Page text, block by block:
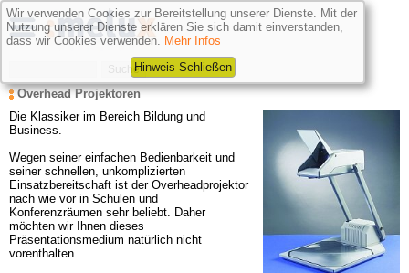
Overhead Projektoren
Die Klassiker im Bereich Bildung und
Business.
Wegen seiner einfachen Bedienbarkeit und
seiner schnellen, unkomplizierten
Einsatzbereitschaft ist der Overheadprojektor
nach wie vor in Schulen und
Konferenzräumen sehr beliebt. Daher
möchten wir Ihnen dieses
Präsentationsmedium natürlich nicht
vorenthalten
Wir verwenden Cookies zur Bereitstellung unserer Dienste. Mit der
Nutzung unserer Dienste erklären Sie sich damit einverstanden,
dass wir Cookies verwenden. Mehr Infos
Hinweis Schließen